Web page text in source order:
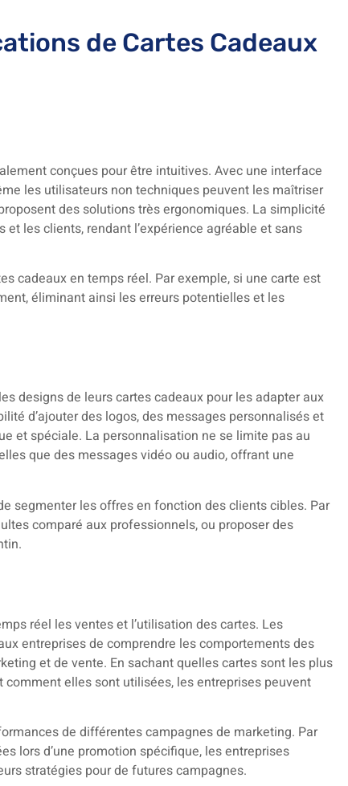
de Cartes Cadeaux
conçues pour être intuitives. Avec une interface
les utilisateurs non techniques peuvent les maîtriser
des solutions très ergonomiques. La simplicité
les clients, rendant l’expérience agréable et sans
cadeaux en temps réel. Par exemple, si une carte est
éliminant ainsi les erreurs potentielles et les
designs de leurs cartes cadeaux pour les adapter aux
d’ajouter des logos, des messages personnalisés et
et spéciale. La personnalisation ne se limite pas au
que des messages vidéo ou audio, offrant une
segmenter les offres en fonction des clients cibles. Par
comparé aux professionnels, ou proposer des
réel les ventes et l’utilisation des cartes. Les
entreprises de comprendre les comportements des
et de vente. En sachant quelles cartes sont les plus
elles sont utilisées, les entreprises peuvent
de différentes campagnes de marketing. Par
lors d’une promotion spécifique, les entreprises
stratégies pour de futures campagnes.